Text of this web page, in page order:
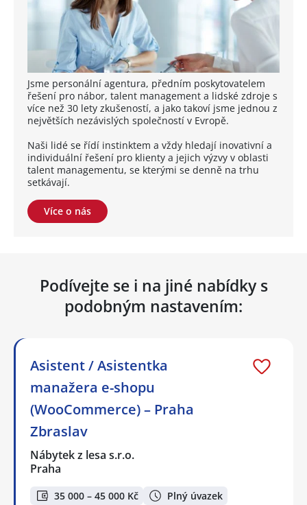
Jsme personální agentura, předním poskytovatelem
řešení pro nábor, talent management a lidské zdroje s
více než 30 lety zkušeností, a jako takoví jsme jednou z
největších nezávislých společností v Evropě.
Naši lidé se řídí instinktem a vždy hledají inovativní a
individuální řešení pro klienty a jejich výzvy v oblasti
talent managementu, se kterými se denně na trhu
setkávají.
Více o nás
Podívejte se i na jiné nabídky s
podobným nastavením:
Asistent / Asistentka
manažera e-shopu
(WooCommerce) – Praha
Zbraslav
Nábytek z lesa s.r.o.
Praha
35 000 – 45 000 Kč Plný úvazek